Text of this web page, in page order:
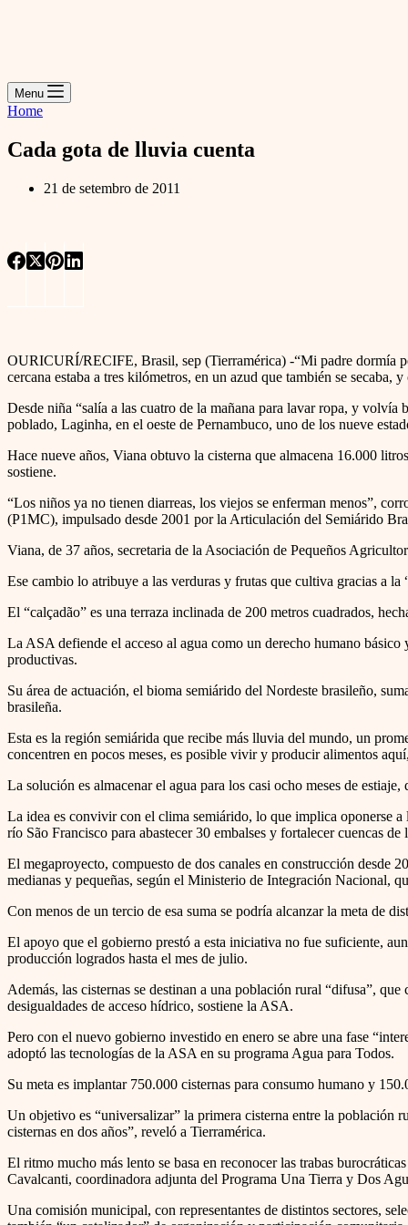
Menu
Home
Cada gota de lluvia cuenta
21 de setembro de 2011
OURICURÍ/RECIFE, Brasil, sep (Tierramérica) -“Mi padre dormía
cercana estaba a tres kilómetros, en un azud que también se
Desde niña “salía a las cuatro de la mañana para lavar ropa, y
poblado, Laginha, en el oeste de Pernambuco, uno de los nueve
Hace nueve años, Viana obtuvo la cisterna que almacena 16.000
sostiene.
“Los niños ya no tienen diarreas, los viejos se enferman menos”,
(P1MC), impulsado desde 2001 por la Articulación del Semiárido
Viana, de 37 años, secretaria de la Asociación de Pequeños
Ese cambio lo atribuye a las verduras y frutas que cultiva gracias a
El “calçadão” es una terraza inclinada de 200 metros cuadrados,
La ASA defiende el acceso al agua como un derecho humano
productivas.
Su área de actuación, el bioma semiárido del Nordeste brasileño,
brasileña.
Esta es la región semiárida que recibe más lluvia del mundo, un
concentren en pocos meses, es posible vivir y producir alimentos
La solución es almacenar el agua para los casi ocho meses de
La idea es convivir con el clima semiárido, lo que implica oponerse
río São Francisco para abastecer 30 embalses y fortalecer cuencas
El megaproyecto, compuesto de dos canales en construcción desde
medianas y pequeñas, según el Ministerio de Integración Nacional,
Con menos de un tercio de esa suma se podría alcanzar la meta de
El apoyo que el gobierno prestó a esta iniciativa no fue suficiente,
producción logrados hasta el mes de julio.
Además, las cisternas se destinan a una población rural “difusa”,
desigualdades de acceso hídrico, sostiene la ASA.
Pero con el nuevo gobierno investido en enero se abre una fase
adoptó las tecnologías de la ASA en su programa Agua para Todos.
Su meta es implantar 750.000 cisternas para consumo humano y
Un objetivo es “universalizar” la primera cisterna entre la población
cisternas en dos años”, reveló a Tierramérica.
El ritmo mucho más lento se basa en reconocer las trabas
Cavalcanti, coordinadora adjunta del Programa Una Tierra y Dos
Una comisión municipal, con representantes de distintos sectores,